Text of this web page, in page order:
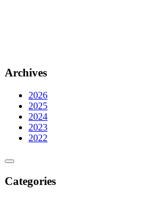
Archives
2026
2025
2024
2023
2022
Categories